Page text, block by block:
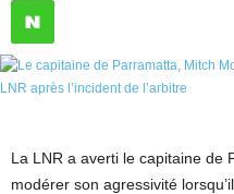
La LNR a averti le capitaine de
modérer son agressivité